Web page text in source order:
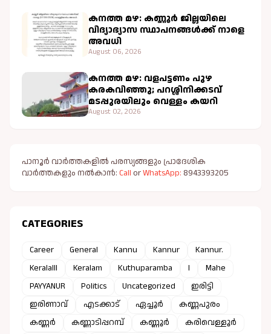
കനത്ത മഴ: കണ്ണൂർ ജില്ലയിലെ
വിദ്യാഭ്യാസ സ്ഥാപനങ്ങൾക്ക് നാളെ
അവധി
August 06, 2026
കനത്ത മഴ: വളപട്ടണം പുഴ
കരകവിഞ്ഞു; പറശ്ശിനിക്കടവ്
മടപ്പുരയിലും വെള്ളം കയറി
August 02, 2026
പാനൂർ വാർത്തകളിൽ പരസ്യങ്ങളും പ്രാദേശിക
വാർത്തകളും നൽകാൻ: Call orWhatsApp: 8943393205
CATEGORIES
Career General Kannu Kannur
Kannur.
Keralalll
Keralam Kuthuparamba l
Mahe
PAYYANUR
Politics Uncategorized
ഇരിട്ടി
ഇരിണാവ്
എടക്കാട് ഏച്ചൂർ
കണ്ണപുരം
കണ്ണർ
കണ്ണാടിപ്പറമ്പ് കണ്ണൂർ
കരിവെള്ളൂർ